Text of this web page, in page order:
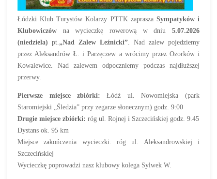
Łódzki Klub Turystów Kolarzy PTTK zaprasza Sympatyków i
Klubowiczów na wycieczkę rowerową w dniu 5.07.2026
(niedziela) pt.„Nad Zalew Leźnicki”. Nad zalew pojedziemy
przez Aleksandrów Ł. i Parzęczew a wrócimy przez Ozorków i
Kowalewice. Nad zalewem odpoczniemy podczas najdłuższej
przerwy.
Pierwsze miejsce zbiórki: Łódź ul. Nowomiejska (park
Staromiejski „Śledzia” przy zegarze słonecznym) godz. 9:00
Drugie miejsce zbiórki: róg ul. Rojnej i Szczecińskiej godz. 9.45
Dystans ok. 95 km
Miejsce zakończenia wycieczki: róg ul. Aleksandrowskiej i
Szczecińskiej
Wycieczkę poprowadzi nasz klubowy kolega Sylwek W.